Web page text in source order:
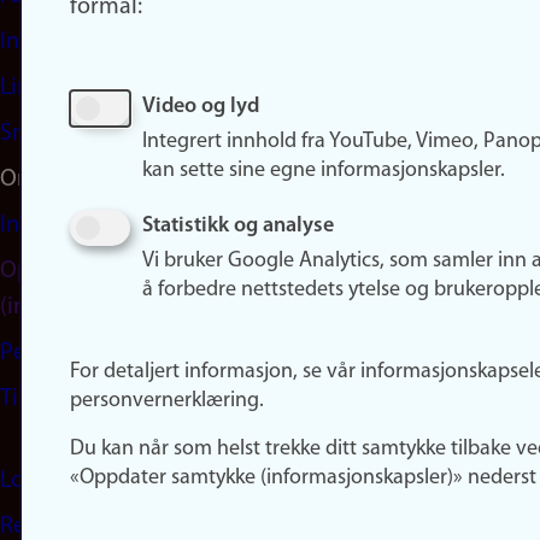
Instagram
LinkedIn
Snapchat
Om nettstedet
Informasjonskapsler
Oppdater samtykke
(informasjonskapsler)
Personvern
Tilgjengelighetserklæring
Logg inn
Rediger din ansattside
formål:
Video og lyd
Integrert innhold fra YouTube, Vimeo,
kan sette sine egne informasjonskapsler.
Statistikk og analyse
Vi bruker Google Analytics, som samler inn
å forbedre nettstedets ytelse og
For detaljert informasjon, se vår
personvernerklæring.
Du kan når som helst trekke ditt samtykke tilbake
«Oppdater samtykke (informasjonskapsler)» nederst